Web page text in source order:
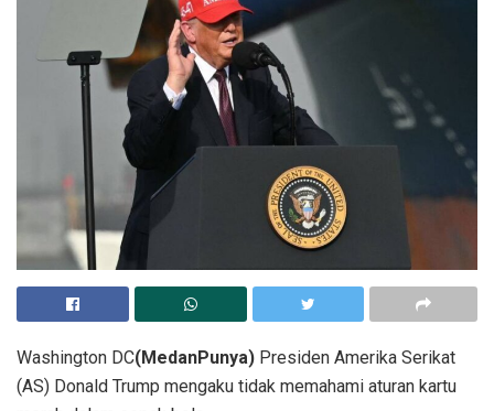
Washington DC(MedanPunya) Presiden Amerika Serikat
(AS) Donald Trump mengaku tidak memahami aturan kartu